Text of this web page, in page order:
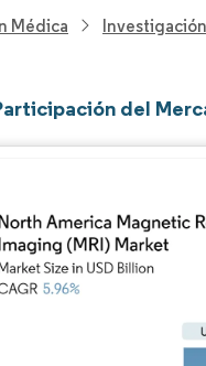
Médica
del